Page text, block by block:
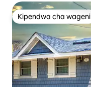
Kipendwa cha wageni
Kipendwa cha wageni